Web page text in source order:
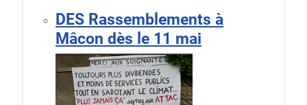
DES Rassemblements à
Mâcon dès le 11 mai